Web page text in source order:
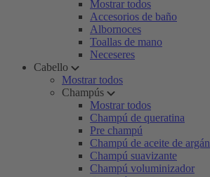
Mostrar todos
Accesorios de baño
Albornoces
Toallas de mano
Neceseres
Cabello
Mostrar todos
Champús
Mostrar todos
Champú de queratina
Pre champú
Champú de aceite de argán
Champú suavizante
Champú voluminizador